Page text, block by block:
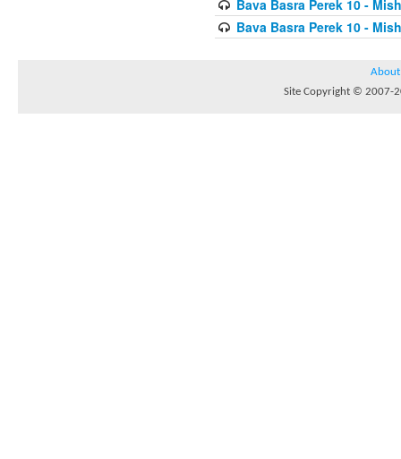
Bava Basra Perek 10 -
Bava Basra Perek 10 -
About
Site Copyright © 2007-